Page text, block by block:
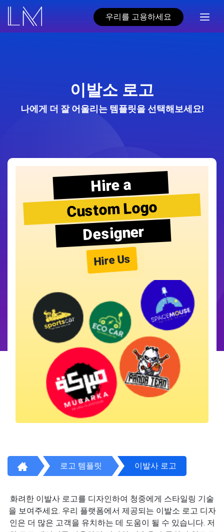
우리를 고용하세요
이발소 로고
나에게 더 잘 어울리는 템플릿을 선택해보세요!
Hire a
Custom Logo
Designer
Hire Us
로고 템플릿 이발사 로고
화려한 이발사 로고를 디자인하여 청중에게 스타일링 기술
을 보여주세요. 우리 플랫폼에서 제공되는 이발소 로고 디자
인은 더 많은 고객을 유치하는 데 도움이 될 수 있습니다. 저